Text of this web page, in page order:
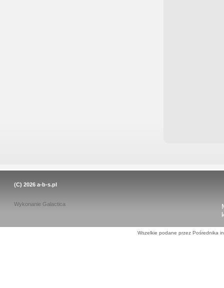
(C) 2026 a-b-s.pl
Wykonanie Galactica
Wszelkie podane przez Pośrednika